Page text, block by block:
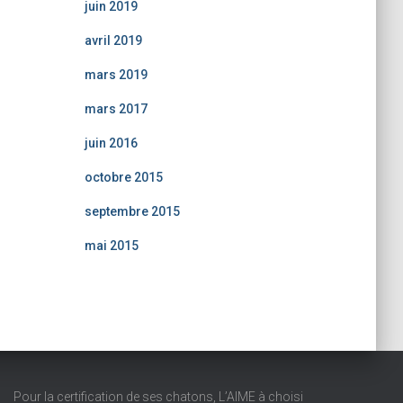
juin 2019
avril 2019
mars 2019
mars 2017
juin 2016
octobre 2015
septembre 2015
mai 2015
Pour la certification de ses chatons, L’AIME à choisi